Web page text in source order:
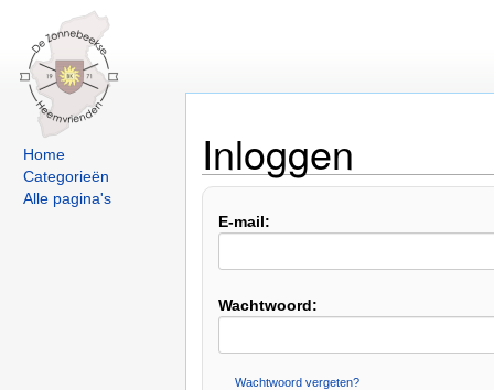
Home
Categorieën
Alle pagina's
Inloggen
E-mail:
Wachtwoord:
Wachtwoord vergeten?